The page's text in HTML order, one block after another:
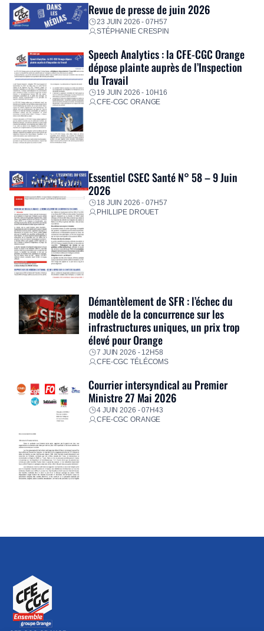
Revue de presse de juin 2026
23 JUIN 2026 - 07H57
STÉPHANIE CRESPIN
Speech Analytics : la CFE-CGC Orange
dépose plainte auprès de l’Inspection
du Travail
19 JUIN 2026 - 10H16
CFE-CGC ORANGE
Essentiel CSEC Santé N° 58 – 9 Juin
2026
18 JUIN 2026 - 07H57
PHILLIPE DROUET
Démantèlement de SFR : l’échec du
modèle de la concurrence sur les
infrastructures uniques, un prix trop
élevé pour Orange
7 JUIN 2026 - 12H58
CFE-CGC TÉLÉCOMS
Courrier intersyndical au Premier
Ministre 27 Mai 2026
4 JUIN 2026 - 07H43
CFE-CGC ORANGE